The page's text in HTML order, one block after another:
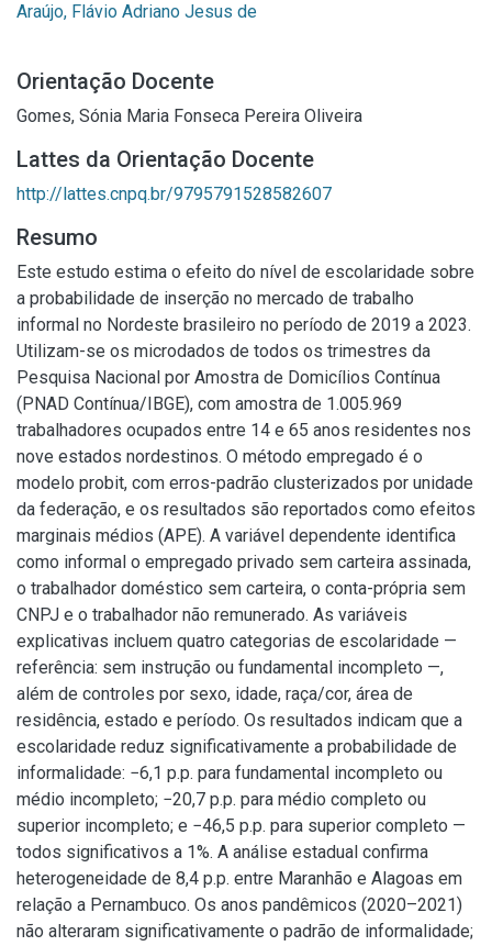
Araújo, Flávio Adriano Jesus de
Orientação Docente
Gomes, Sónia Maria Fonseca Pereira Oliveira
Lattes da Orientação Docente
http://lattes.cnpq.br/9795791528582607
Resumo
Este estudo estima o efeito do nível de escolaridade sobre
a probabilidade de inserção no mercado de trabalho
informal no Nordeste brasileiro no período de 2019 a 2023.
Utilizam-se os microdados de todos os trimestres da
Pesquisa Nacional por Amostra de Domicílios Contínua
(PNAD Contínua/IBGE), com amostra de 1.005.969
trabalhadores ocupados entre 14 e 65 anos residentes nos
nove estados nordestinos. O método empregado é o
modelo probit, com erros-padrão clusterizados por unidade
da federação, e os resultados são reportados como efeitos
marginais médios (APE). A variável dependente identifica
como informal o empregado privado sem carteira assinada,
o trabalhador doméstico sem carteira, o conta-própria sem
CNPJ e o trabalhador não remunerado. As variáveis
explicativas incluem quatro categorias de escolaridade —
referência: sem instrução ou fundamental incompleto —,
além de controles por sexo, idade, raça/cor, área de
residência, estado e período. Os resultados indicam que a
escolaridade reduz significativamente a probabilidade de
informalidade: −6,1 p.p. para fundamental incompleto ou
médio incompleto; −20,7 p.p. para médio completo ou
superior incompleto; e −46,5 p.p. para superior completo —
todos significativos a 1%. A análise estadual confirma
heterogeneidade de 8,4 p.p. entre Maranhão e Alagoas em
relação a Pernambuco. Os anos pandêmicos (2020–2021)
não alteraram significativamente o padrão de informalidade;